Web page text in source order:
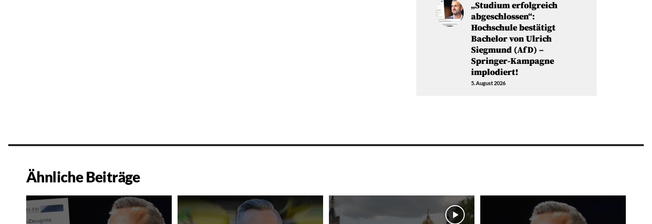
„Studium erfolgreich
abgeschlossen“:
Hochschule bestätigt
Bachelor von Ulrich
Siegmund (AfD) –
Springer-Kampagne
implodiert!
5. August 2026
Ähnliche Beiträge